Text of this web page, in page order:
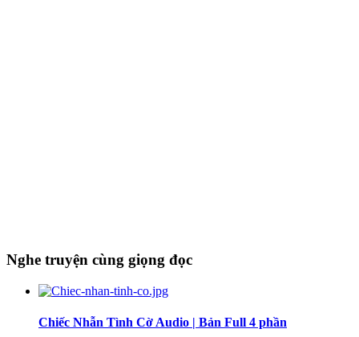
Nghe truyện cùng giọng đọc
Chiếc Nhẫn Tình Cờ Audio | Bản Full 4 phần